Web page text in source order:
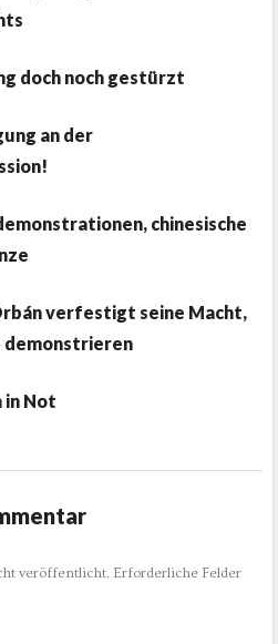
doch noch gestürzt
an der
chinesische
verfestigt seine Macht,
demonstrieren
in Not
veröffentlicht. Erforderliche Felder